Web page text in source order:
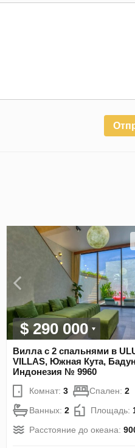
$ 290 000
Вилла с 2 спальнями в
VILLAS, Южная Кута,
Индонезия № 9960
Комнат: 3 Спален: 2
Ванных: 2 Площадь:
Расстояние до океана: